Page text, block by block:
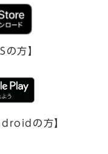
】
方】